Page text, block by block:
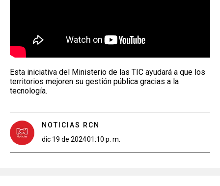
Esta iniciativa del Ministerio de las TIC ayudará a que los
territorios mejoren su gestión pública gracias a la
tecnología.
NOTICIAS RCN
dic 19 de 202401:10 p. m.